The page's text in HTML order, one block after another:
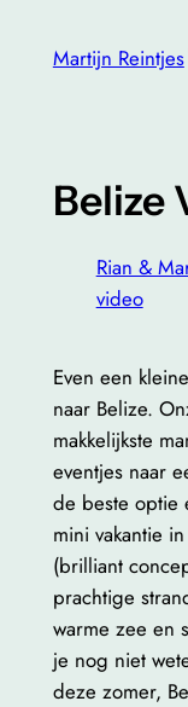
Martijn Reintjes
Belize
Rian &
video
Even een
naar Belize.
makkelijkste
eventjes naar
de beste optie
mini vakantie
(brilliant
prachtige
warme zee en
je nog niet
deze zomer,